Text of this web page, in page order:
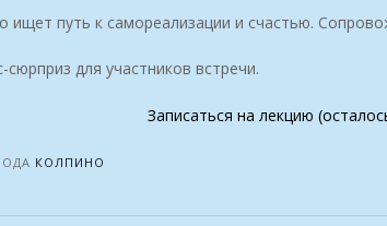
ищет путь к самореализации и счастью.
сюрприз для участников встречи.
Записаться на лекцию
КОЛПИНО